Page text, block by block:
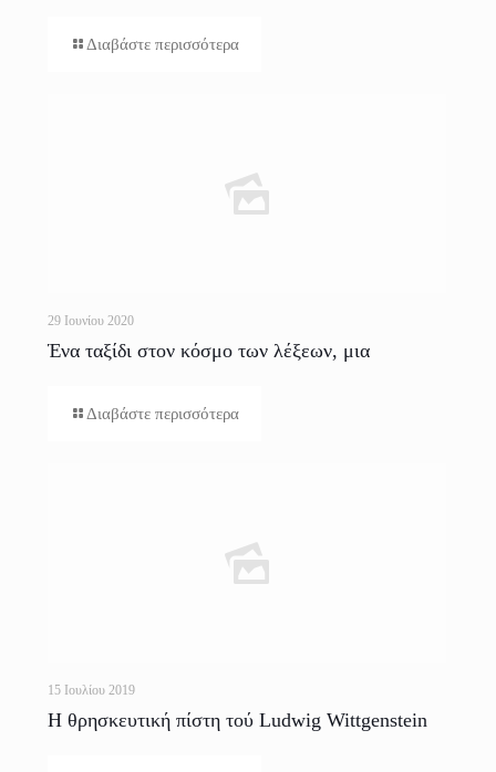
Διαβάστε περισσότερα
29 Ιουνίου 2020
Ένα ταξίδι στον κόσμο των λέξεων, μια
Διαβάστε περισσότερα
15 Ιουλίου 2019
Η θρησκευτική πίστη τού Ludwig Wittgenstein